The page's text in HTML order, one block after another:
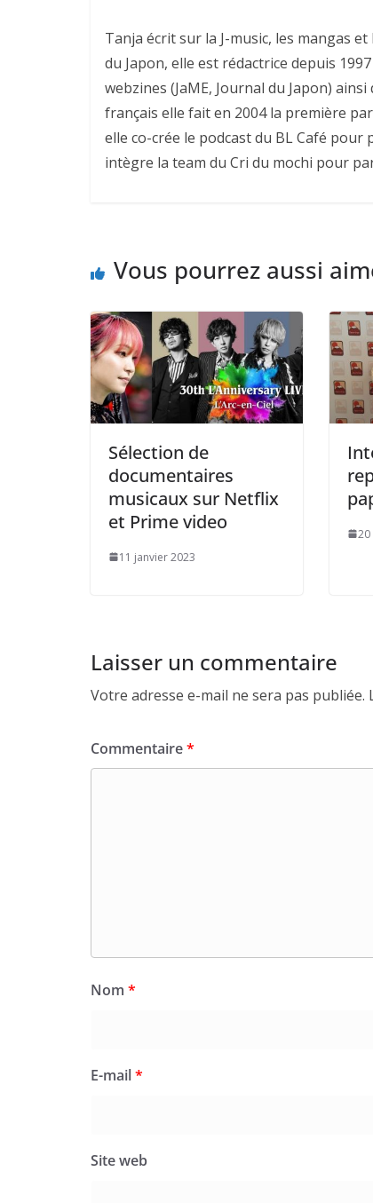
Tanja écrit sur la J-music, les mangas
du Japon, elle est rédactrice depuis
webzines (JaME, Journal du Japon)
français elle fait en 2004 la première
elle co-crée le podcast du BL Café
intègre la team du Cri du mochi pour
Vous pourrez aussi
Sélection de
documentaires
musicaux sur Netflix
et Prime video
11 janvier 2023
Laisser un commentaire
Votre adresse e-mail ne sera pas publiée.
Commentaire*
Nom *
E-mail*
Site web